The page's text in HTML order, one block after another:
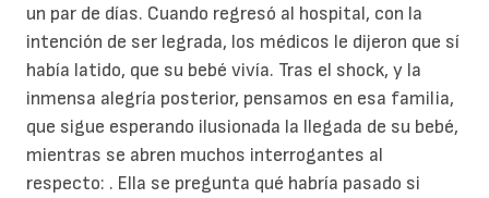
un par de días. Cuando regresó al hospital, con la
intención de ser legrada, los médicos le dijeron que sí
había latido, que su bebé vivía. Tras el shock, y la
inmensa alegría posterior, pensamos en esa familia,
que sigue esperando ilusionada la llegada de su bebé,
mientras se abren muchos interrogantes al
respecto: . Ella se pregunta qué habría pasado si